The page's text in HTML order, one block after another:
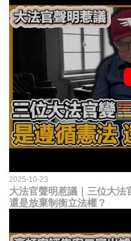
2025-10-23
大法官聲明惹議｜三位大法
還是放棄制衡立法權？